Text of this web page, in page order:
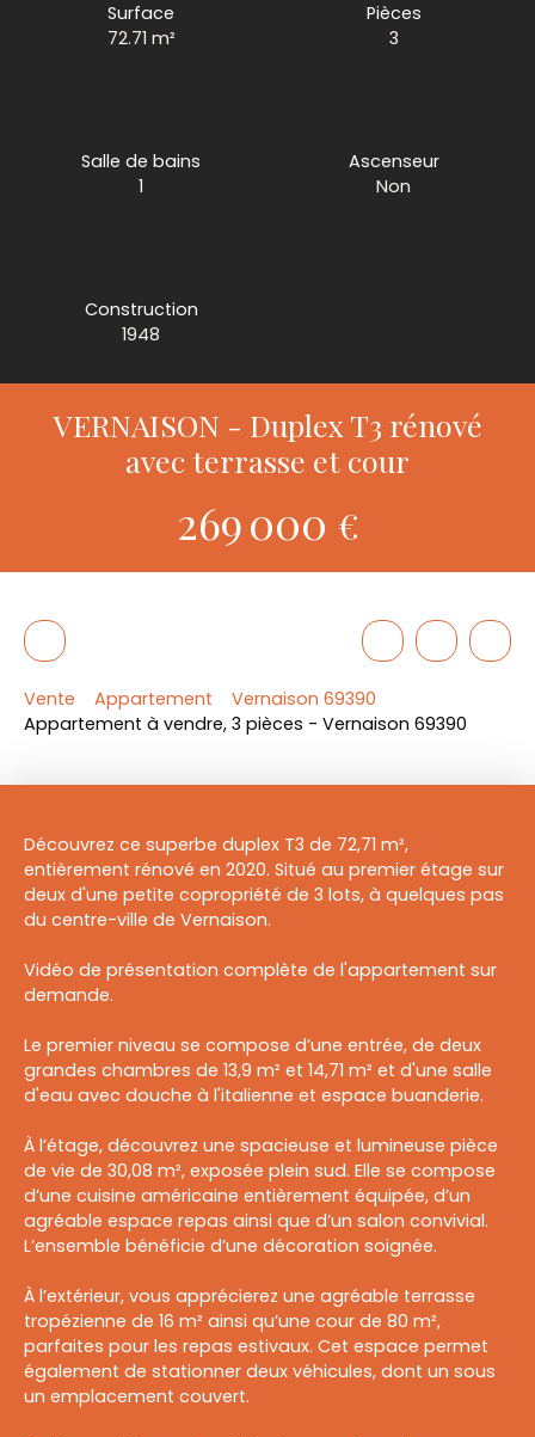
Surface
72.71 m²
Pièces
3
Salle de bains
1
Ascenseur
Non
Construction
1948
VERNAISON - Duplex T3 rénové
avec terrasse et cour
269 000 €
Vente Appartement
Vernaison 69390
Appartement à vendre, 3 pièces - Vernaison 69390
Découvrez ce superbe duplex T3 de 72,71 m²,
entièrement rénové en 2020. Situé au premier étage sur
deux d'une petite copropriété de 3 lots, à quelques pas
du centre-ville de Vernaison.
Vidéo de présentation complète de l'appartement sur
demande.
Le premier niveau se compose d’une entrée, de deux
grandes chambres de 13,9 m² et 14,71 m² et d'une salle
d'eau avec douche à l'italienne et espace buanderie.
À l’étage, découvrez une spacieuse et lumineuse pièce
de vie de 30,08 m², exposée plein sud. Elle se compose
d’une cuisine américaine entièrement équipée, d’un
agréable espace repas ainsi que d’un salon convivial.
L’ensemble bénéficie d’une décoration soignée.
À l’extérieur, vous apprécierez une agréable terrasse
tropézienne de 16 m² ainsi qu’une cour de 80 m²,
parfaites pour les repas estivaux. Cet espace permet
également de stationner deux véhicules, dont un sous
un emplacement couvert.